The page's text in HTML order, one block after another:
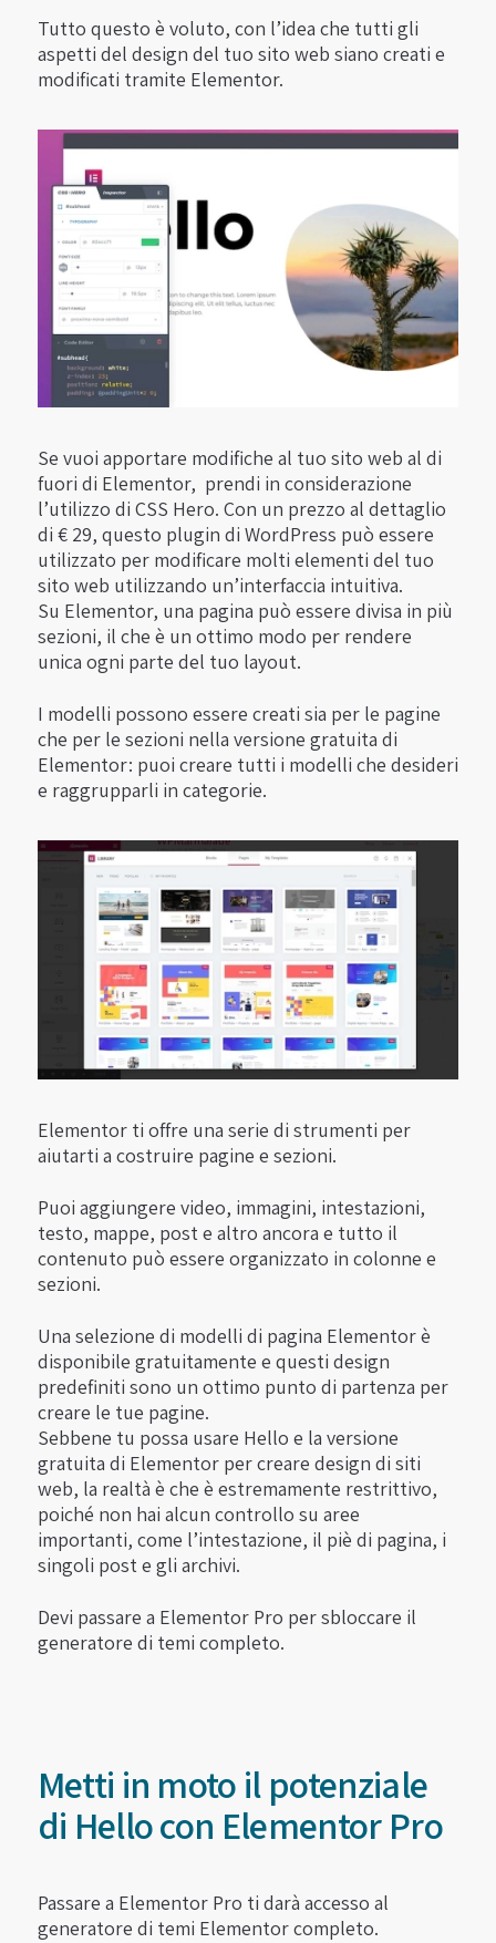
Tutto questo è voluto, con l’idea che tutti gli
aspetti del design del tuo sito web siano creati e
modificati tramite Elementor.
Se vuoi apportare modifiche al tuo sito web al di
fuori di Elementor, prendi in considerazione
l’utilizzo di CSS Hero. Con un prezzo al dettaglio
di € 29, questo plugin di WordPress può essere
utilizzato per modificare molti elementi del tuo
sito web utilizzando un’interfaccia intuitiva.
Su Elementor, una pagina può essere divisa in più
sezioni, il che è un ottimo modo per rendere
unica ogni parte del tuo layout.
I modelli possono essere creati sia per le pagine
che per le sezioni nella versione gratuita di
Elementor: puoi creare tutti i modelli che desideri
e raggrupparli in categorie.
Elementor ti offre una serie di strumenti per
aiutarti a costruire pagine e sezioni.
Puoi aggiungere video, immagini, intestazioni,
testo, mappe, post e altro ancora e tutto il
contenuto può essere organizzato in colonne e
sezioni.
Una selezione di modelli di pagina Elementor è
disponibile gratuitamente e questi design
predefiniti sono un ottimo punto di partenza per
creare le tue pagine.
Sebbene tu possa usare Hello e la versione
gratuita di Elementor per creare design di siti
web, la realtà è che è estremamente restrittivo,
poiché non hai alcun controllo su aree
importanti, come l’intestazione, il piè di pagina, i
singoli post e gli archivi.
Devi passare a Elementor Pro per sbloccare il
generatore di temi completo.
Metti in moto il potenziale
di Hello con Elementor Pro
Passare a Elementor Pro ti darà accesso al
generatore di temi Elementor completo.